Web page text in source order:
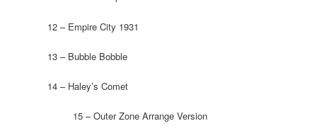
12 – Empire City 1931
13 – Bubble Bobble
14 – Haley’s Comet
15 – Outer Zone Arrange Version